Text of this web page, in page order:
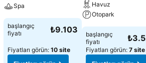
Spa
başlangıç
fiyatı
₺9.103
Fiyatları görün: 10 site
Havuz
Otopark
başlangıç
fiyatı
Fiyatları görün: 7 site